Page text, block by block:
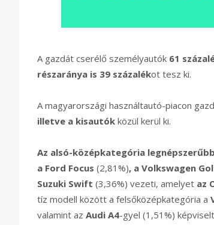
A gazdát cserélő személyautók 61
részaránya is 39 százalékot tesz ki.
A magyarországi használtautó-piacon
illetve a kisautók közül kerül ki.
Az alsó-középkategória
a Ford Focus (2,81%), a Volkswagen
Suzuki Swift (3,36%) vezeti, amelyet az
tíz modell között a felsőközépkategória a
valamint az Audi A4-gyel (1,51%)